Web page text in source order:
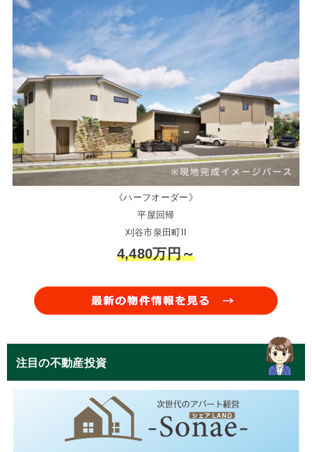
《ハーフオーダー》
平屋回帰
刈谷市泉田町II
4,480万円～
注目の不動産投資